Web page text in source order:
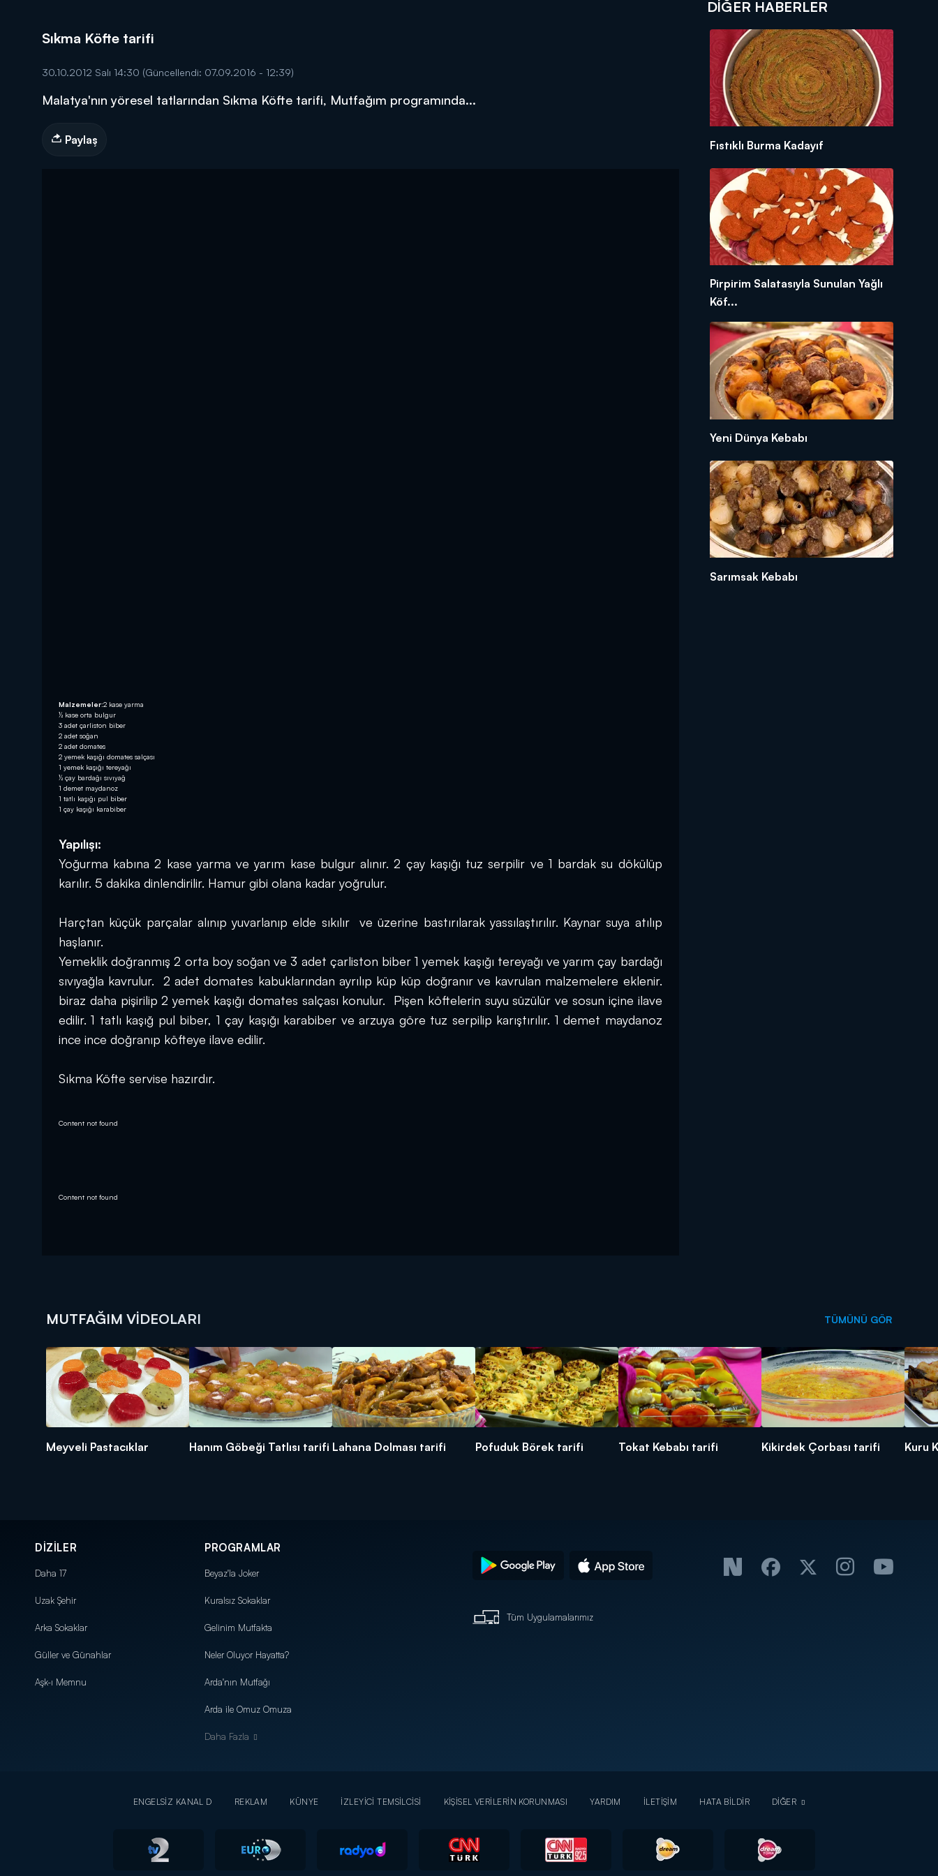
DİĞER SONUÇLAR
Sıkma Köfte tarifi
30.10.2012 Salı 14:30 (Güncellendi: 07.09.2016 - 12:39)
Malatya'nın yöresel tatlarından Sıkma Köfte tarifi, Mutfağım programında...
Paylaş
Malzemeler:2 kase yarma
½ kase orta bulgur
3 adet çarliston biber
2 adet soğan
2 adet domates
2 yemek kaşığı domates salçası
1 yemek kaşığı tereyağı
½ çay bardağı sıvıyağ
1 demet maydanoz
1 tatlı kaşığı pul biber
1 çay kaşığı karabiber
Yapılışı:
Yoğurma kabına 2 kase yarma ve yarım kase bulgur alınır. 2 çay kaşığı tuz serpilir ve 1 bardak su dökülüp
karılır. 5 dakika dinlendirilir. Hamur gibi olana kadar yoğrulur.
Harçtan küçük parçalar alınıp yuvarlanıp elde sıkılır  ve üzerine bastırılarak yassılaştırılır. Kaynar suya atılıp
haşlanır.
Yemeklik doğranmış 2 orta boy soğan ve 3 adet çarliston biber 1 yemek kaşığı tereyağı ve yarım çay bardağı
sıvıyağla kavrulur.  2 adet domates kabuklarından ayrılıp küp küp doğranır ve kavrulan malzemelere eklenir.
biraz daha pişirilip 2 yemek kaşığı domates salçası konulur.  Pişen köftelerin suyu süzülür ve sosun içine ilave
edilir. 1 tatlı kaşığ pul biber, 1 çay kaşığı karabiber ve arzuya göre tuz serpilip karıştırılır. 1 demet maydanoz
ince ince doğranıp köfteye ilave edilir.
Sıkma Köfte servise hazırdır.
Content not found
Content not found
DIĞER HABERLER
Fıstıklı Burma Kadayıf
Pirpirim Salatasıyla Sunulan Yağlı
Köf...
Yeni Dünya Kebabı
Sarımsak Kebabı
MUTFAĞIM VIDEOLARI TÜMÜNÜ GÖR
Meyveli Pastacıklar Hanım Göbeği Tatlısı tarifi Lahana Dolması tarifi Pofuduk Börek tarifi Tokat Kebabı tarifi Kikirdek Çorbası tarifi Kuru
DİZİLER
Daha 17
Uzak Şehir
Arka Sokaklar
Güller ve Günahlar
Aşk-ı Memnu
PROGRAMLAR
Beyaz'la Joker
Kuralsız Sokaklar
Gelinim Mutfakta
Neler Oluyor Hayatta?
Arda'nın Mutfağı
Arda ile Omuz Omuza
Daha Fazla
Tüm Uygulamalarımız
ENGELSİZ KANAL D REKLAM KÜNYE İZLEYİCİ TEMSİLCİSİ KİŞİSEL VERİLERİN KORUNMASI YARDIM İLETİŞİM HATA BİLDİR DİĞER